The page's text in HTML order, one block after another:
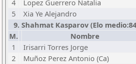
4
Lopez Guerrero Natalia
5
Xia Ye Alejandro
9. Shahmat Kasparov (Elo
M.
Nombre
1
Irisarri Torres Jorge
2
Muñoz Perez Antonio (Ca)